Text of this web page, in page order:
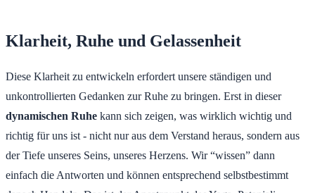
Klarheit, Ruhe und Gelassenheit
Diese Klarheit zu entwickeln erfordert unsere ständigen und
unkontrollierten Gedanken zur Ruhe zu bringen. Erst in dieser
dynamischen Ruhe kann sich zeigen, was wirklich wichtig und
richtig für uns ist - nicht nur aus dem Verstand heraus, sondern aus
der Tiefe unseres Seins, unseres Herzens. Wir “wissen” dann
einfach die Antworten und können entsprechend selbstbestimmt